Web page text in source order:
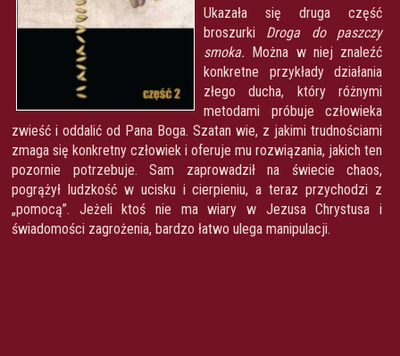
Ukazała się druga część
broszurki Droga do paszczy
smoka. Można w niej znaleźć
konkretne przykłady działania
złego ducha, który różnymi
metodami próbuje człowieka
zwieść i oddalić od Pana Boga. Szatan wie, z jakimi trudnościami
zmaga się konkretny człowiek i oferuje mu rozwiązania, jakich ten
pozornie potrzebuje. Sam zaprowadził na świecie chaos,
pogrążył ludzkość w ucisku i cierpieniu, a teraz przychodzi z
„pomocą”. Jeżeli ktoś nie ma wiary w Jezusa Chrystusa i
świadomości zagrożenia, bardzo łatwo ulega manipulacji.